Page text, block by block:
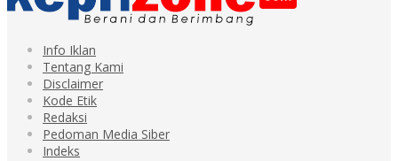
Info Iklan
Tentang Kami
Disclaimer
Kode Etik
Redaksi
Pedoman Media Siber
Indeks